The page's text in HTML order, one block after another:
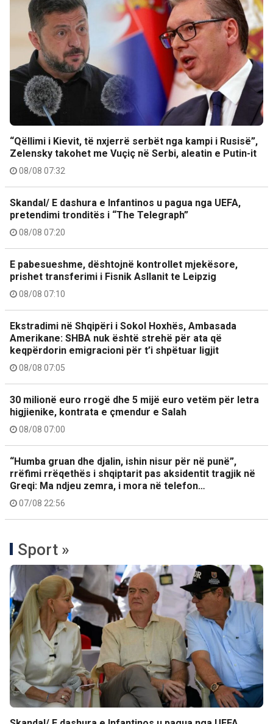
“Qëllimi i Kievit, të nxjerrë serbët nga kampi i Rusisë”,
Zelensky takohet me Vuçiç në Serbi, aleatin e Putin-it
08/08 07:32
Skandal/ E dashura e Infantinos u pagua nga UEFA,
pretendimi tronditës i “The Telegraph”
08/08 07:20
E pabesueshme, dështojnë kontrollet mjekësore,
prishet transferimi i Fisnik Asllanit te Leipzig
08/08 07:10
Ekstradimi në Shqipëri i Sokol Hoxhës, Ambasada
Amerikane: SHBA nuk është strehë për ata që
keqpërdorin emigracioni për t’i shpëtuar ligjit
08/08 07:05
30 milionë euro rrogë dhe 5 mijë euro vetëm për letra
higjienike, kontrata e çmendur e Salah
08/08 07:00
“Humba gruan dhe djalin, ishin nisur për në punë”,
rrëfimi rrëqethës i shqiptarit pas aksidentit tragjik në
Greqi: Ma ndjeu zemra, i mora në telefon…
07/08 22:56
Sport »